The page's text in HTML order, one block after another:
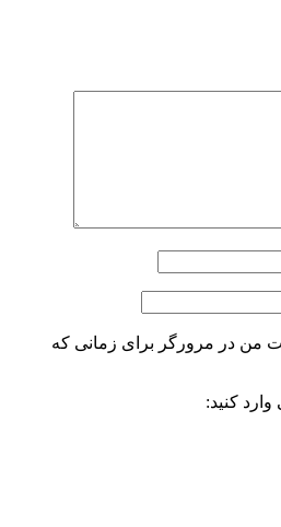
من در مرورگر برای زمانی که
کنید: